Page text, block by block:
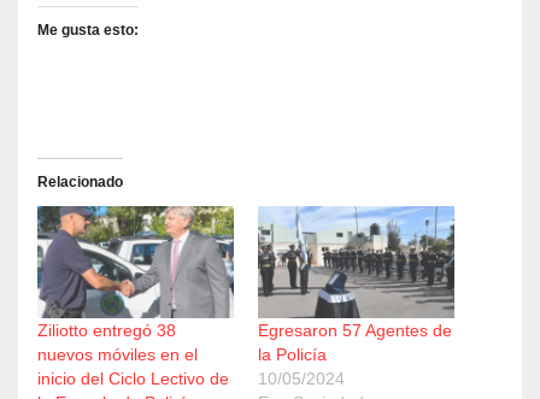
Me gusta esto:
Relacionado
Ziliotto entregó 38
nuevos móviles en el
inicio del Ciclo Lectivo de
Egresaron 57 Agentes de
la Policía
10/05/2024